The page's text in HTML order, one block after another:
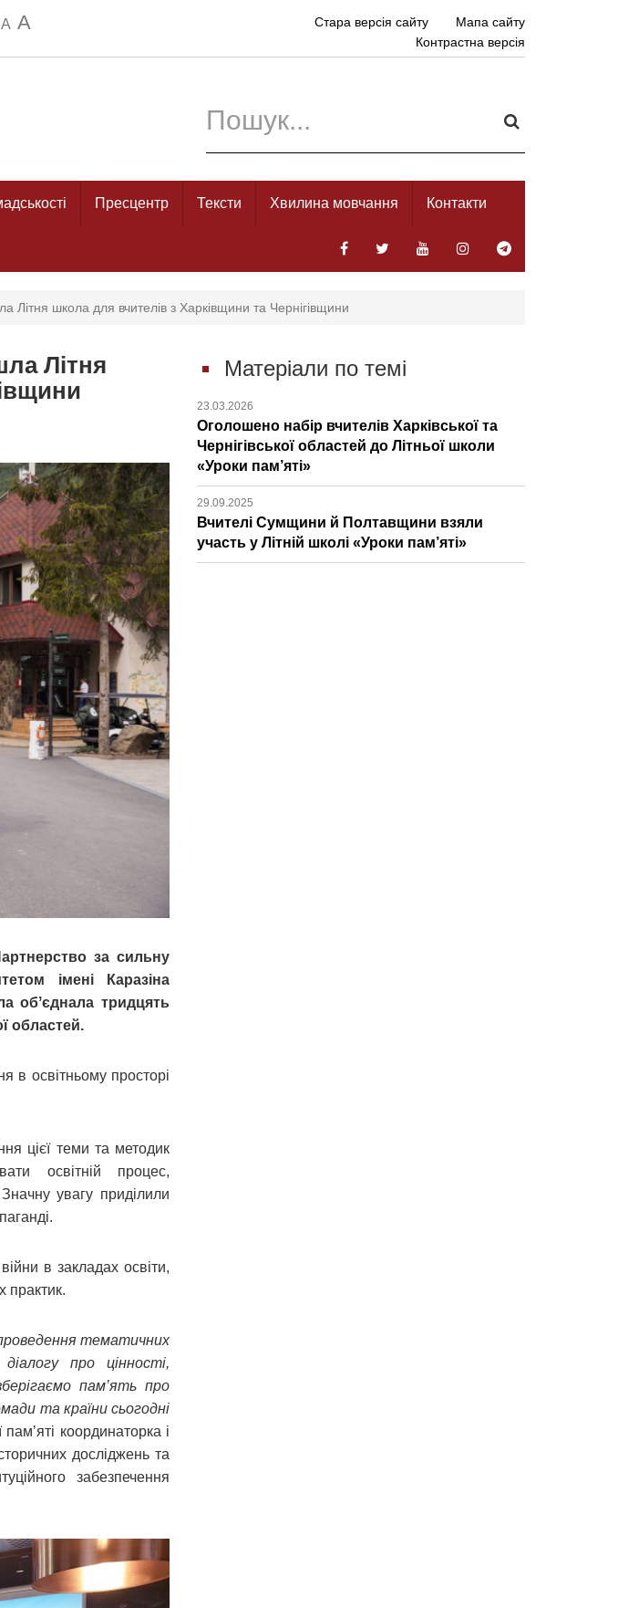
A A Стара версія сайту
Мапа сайту
Контрастна версія
Пресцентр Тексти Хвилина мовчання Контакти
Літня школа для вчителів з Харківщини та Чернігівщини
Літня
за сильну
імені Каразіна
обʼєднала тридцять
областей.
в освітньому просторі
цієї теми та методик
освітній процес,
увагу приділили
в закладах освіти,
практик.
проведення тематичних
про цінності,
пам’ять про
та країни сьогодні
координаторка і
досліджень та
забезпечення
Матеріали по темі
23.03.2026
Оголошено набір вчителів Харківської та
Чернігівської областей до Літньої школи
«Уроки пам’яті»
29.09.2025
Вчителі Сумщини й Полтавщини взяли
участь у Літній школі «Уроки пам’яті»